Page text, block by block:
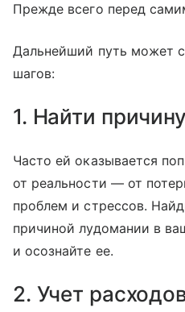
Прежде всего перед
Дальнейший путь может
шагов:
1. Найти причину
Часто ей оказывается
от реальности — от
проблем и стрессов.
причиной лудомании в
и осознайте ее.
2. Учет